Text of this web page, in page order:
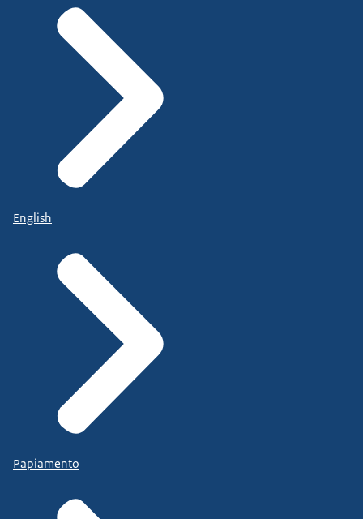
English
Papiamento